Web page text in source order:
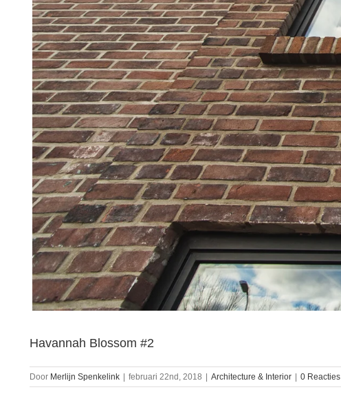
Havannah Blossom #2
Door Merlijn Spenkelink | februari 22nd, 2018 | Architecture & Interior | 0 Reacties